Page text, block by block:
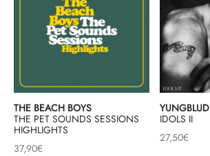
THE BEACH BOYS
THE PET SOUNDS SESSIONS
HIGHLIGHTS
37,90€
YUNGBLUD
IDOLS II
27,50€